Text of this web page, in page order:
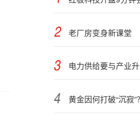
老厂房变身新课堂
电力供给要与产业
黄金因何打破“沉寂”？